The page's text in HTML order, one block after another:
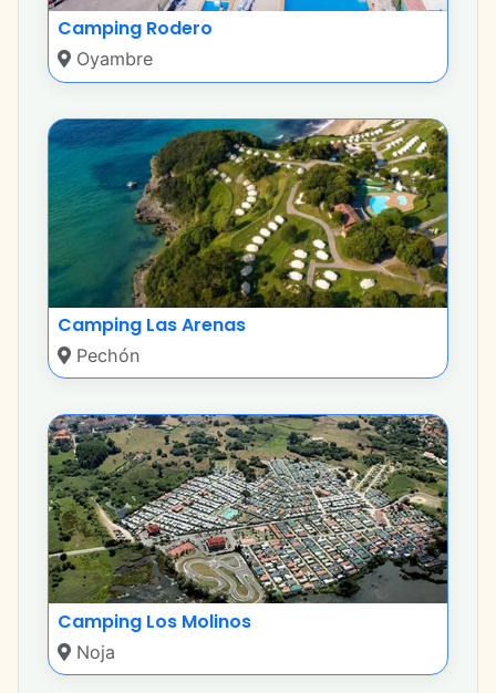
Camping Rodero
Oyambre
Camping Las Arenas
Pechón
Camping Los Molinos
Noja